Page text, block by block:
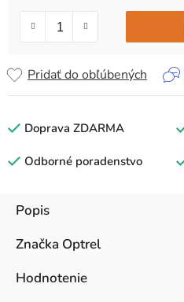
Pridať do obľúbených
Doprava ZDARMA
Odborné poradenstvo
Popis
Značka Optrel
Hodnotenie